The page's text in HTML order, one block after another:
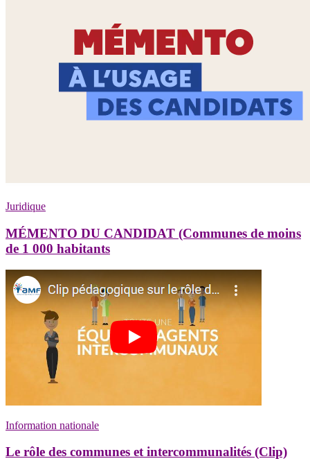
Juridique
MÉMENTO DU CANDIDAT (Communes de moins
de 1 000 habitants
Information nationale
Le rôle des communes et intercommunalités (Clip)